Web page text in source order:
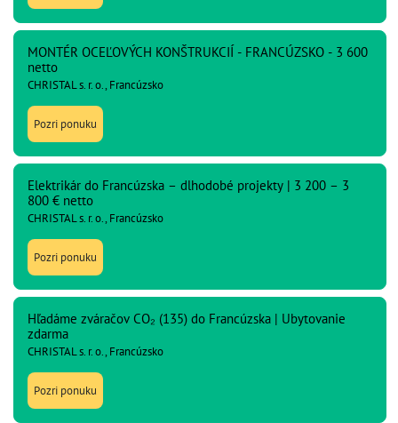
MONTÉR OCEĽOVÝCH KONŠTRUKCIÍ - FRANCÚZSKO - 3 600
netto
CHRISTAL s. r. o., Francúzsko
Pozri ponuku
Elektrikár do Francúzska – dlhodobé projekty | 3 200 – 3
800 € netto
CHRISTAL s. r. o., Francúzsko
Pozri ponuku
Hľadáme zváračov CO₂ (135) do Francúzska | Ubytovanie
zdarma
CHRISTAL s. r. o., Francúzsko
Pozri ponuku